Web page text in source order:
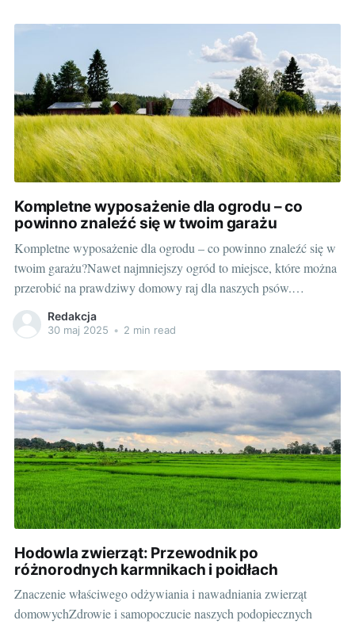
własne zarośla i
Kompletne wyposażenie dla ogrodu – co
powinno znaleźć się w twoim garażu
Kompletne wyposażenie dla ogrodu – co powinno znaleźć się w
twoim garażu?Nawet najmniejszy ogród to miejsce, które można
przerobić na prawdziwy domowy raj dla naszych psów.
Zaaranżowany zgodnie z potrzebami czworonoga, pełen
bezpiecznych miejsc do zabawy czy odpoczynku. Jak go
Redakcja
30 maj 2025 • 2 min read
Hodowla zwierząt: Przewodnik po
różnorodnych karmnikach i poidłach
Znaczenie właściwego odżywiania i nawadniania zwierząt
domowychZdrowie i samopoczucie naszych podopiecznych